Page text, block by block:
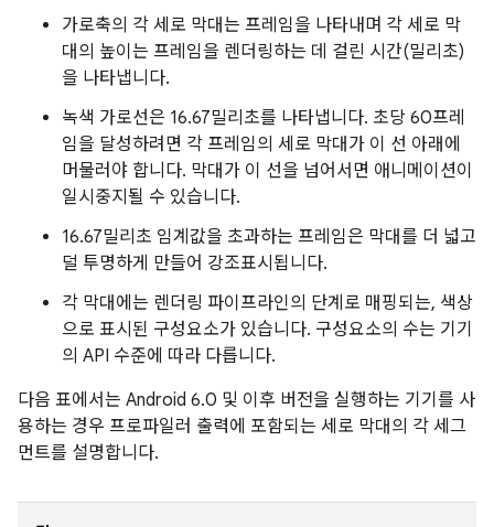
가로축의 각 세로 막대는 프레임을 나타내며 각 세로 막
대의 높이는 프레임을 렌더링하는 데 걸린 시간(밀리초)
을 나타냅니다.
녹색 가로선은 16.67밀리초를 나타냅니다. 초당 60프레
임을 달성하려면 각 프레임의 세로 막대가 이 선 아래에
머물러야 합니다. 막대가 이 선을 넘어서면 애니메이션이
일시중지될 수 있습니다.
16.67밀리초 임계값을 초과하는 프레임은 막대를 더 넓고
덜 투명하게 만들어 강조표시됩니다.
각 막대에는 렌더링 파이프라인의 단계로 매핑되는, 색상
으로 표시된 구성요소가 있습니다. 구성요소의 수는 기기
의 API 수준에 따라 다릅니다.
다음 표에서는 Android 6.0 및 이후 버전을 실행하는 기기를 사
용하는 경우 프로파일러 출력에 포함되는 세로 막대의 각 세그
먼트를 설명합니다.